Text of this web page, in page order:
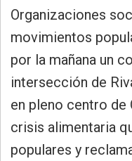
Provincia
»
Salud
»
Cultura
»
Educación
Organizaciones
movimientos
por la mañana un
intersección de
en pleno centro de
crisis alimentaria
populares y